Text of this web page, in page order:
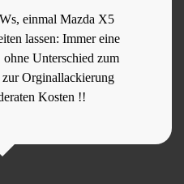
einmal Mazda X5
lassen: Immer eine
Unterschied zum
Orginallackierung
Kosten !!